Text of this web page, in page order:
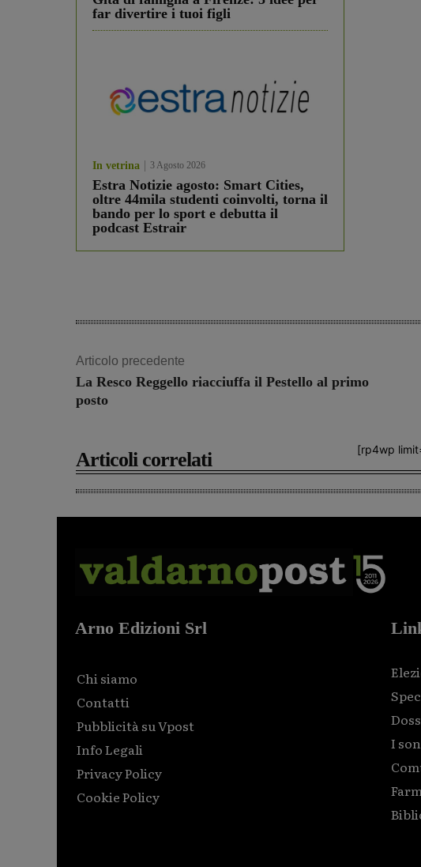
far divertire i tuoi figli
In vetrina 3 Agosto 2026
Estra Notizie agosto: Smart Cities,
oltre 44mila studenti coinvolti, torna il
bando per lo sport e debutta il
podcast Estrair
Articolo precedente
La Resco Reggello riacciuffa il Pestello al primo
posto
[rp4wp
Articoli correlati
Arno Edizioni Srl
Chi siamo
Contatti
Pubblicità su Vpost
Info Legali
Privacy Policy
Cookie Policy
I